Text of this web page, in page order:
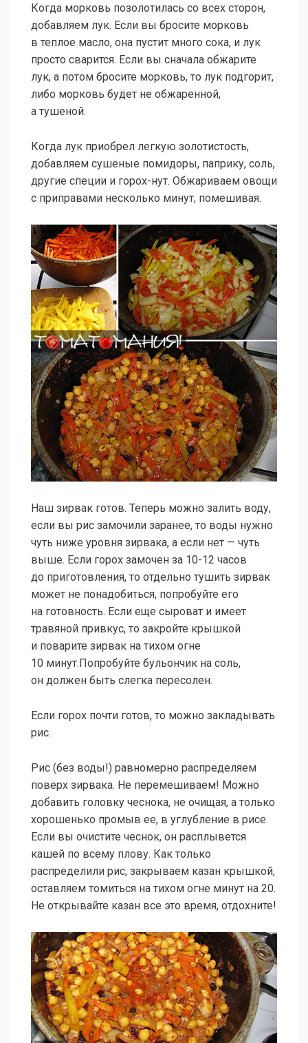
Когда морковь позолотилась со всех сторон,
добавляем лук. Если вы бросите морковь
в теплое масло, она пустит много сока, и лук
просто сварится. Если вы сначала обжарите
лук, а потом бросите морковь, то лук подгорит,
либо морковь будет не обжаренной,
а тушеной.
Когда лук приобрел легкую золотистость,
добавляем сушеные помидоры, паприку, соль,
другие специи и горох-нут. Обжариваем овощи
с приправами несколько минут, помешивая.
Наш зирвак готов. Теперь можно залить воду,
если вы рис замочили заранее, то воды нужно
чуть ниже уровня зирвака, а если нет — чуть
выше. Если горох замочен за 10-12 часов
до приготовления, то отдельно тушить зирвак
может не понадобиться, попробуйте его
на готовность. Если еще сыроват и имеет
травяной привкус, то закройте крышкой
и поварите зирвак на тихом огне
10 минут.Попробуйте бульончик на соль,
он должен быть слегка пересолен.
Если горох почти готов, то можно закладывать
рис.
Рис (без воды!) равномерно распределяем
поверх зирвака. Не перемешиваем! Можно
добавить головку чеснока, не очищая, а только
хорошенько промыв ее, в углубление в рисе.
Если вы очистите чеснок, он расплывется
кашей по всему плову. Как только
распределили рис, закрываем казан крышкой,
оставляем томиться на тихом огне минут на 20.
Не открывайте казан все это время, отдохните!